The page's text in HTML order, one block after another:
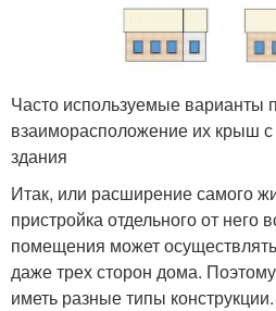
Часто используемые варианты
взаиморасположение их крыш
здания
Итак, или расширение самого
пристройка отдельного от него
помещения может
даже трех сторон дома.
иметь разные типы конструкции.